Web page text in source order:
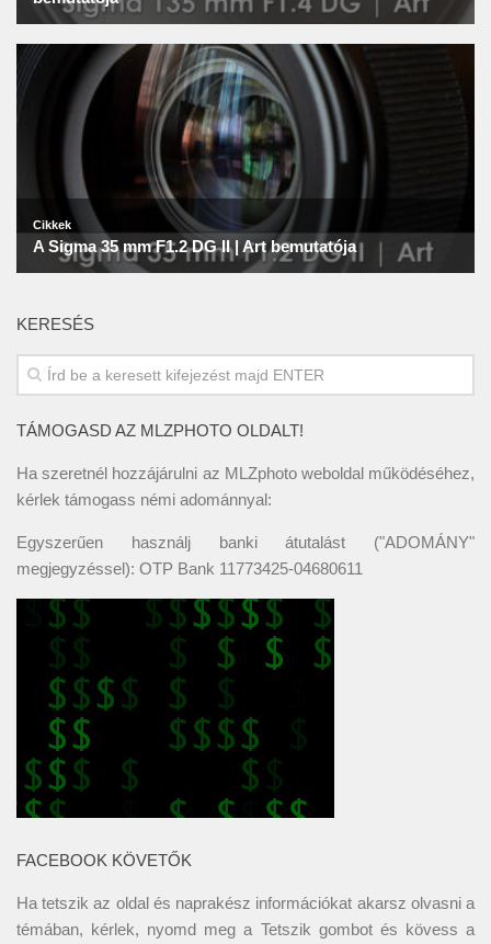
KERESÉS
TÁMOGASD AZ MLZPHOTO OLDALT!
Ha szeretnél hozzájárulni az MLZphoto weboldal működéséhez,
kérlek támogass némi adománnyal:
Egyszerűen használj banki átutalást ("ADOMÁNY"
megjegyzéssel): OTP Bank 11773425-04680611
FACEBOOK KÖVETŐK
Ha tetszik az oldal és naprakész információkat akarsz olvasni a
témában, kérlek, nyomd meg a Tetszik gombot és kövess a